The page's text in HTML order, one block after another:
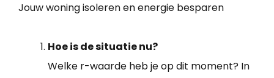
Jouw woning isoleren en energie besparen
Hoe is de situatie nu?
Welke r-waarde heb je op dit moment? In